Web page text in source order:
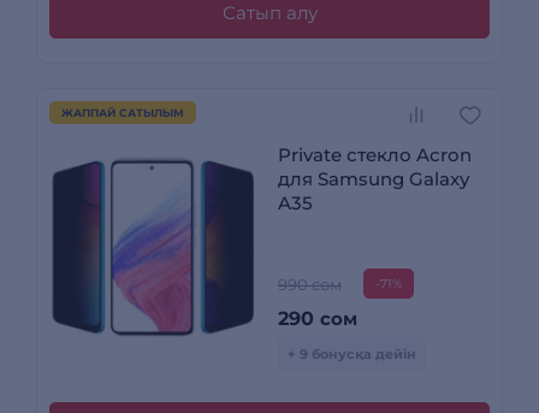
Сатып алу
ЖАППАЙ САТЫЛЫМ
Private стекло Acron
для Samsung Galaxy
A35
990 сом -71%
290 сом
+ 9 бонусқа дейін